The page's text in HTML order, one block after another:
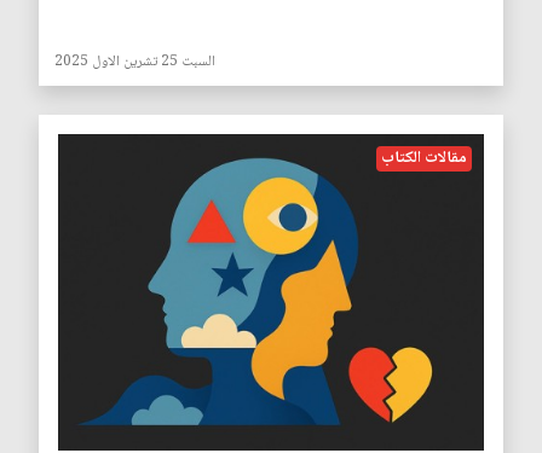
السبت 25 تشرين الاول 2025
مقالات الكتاب